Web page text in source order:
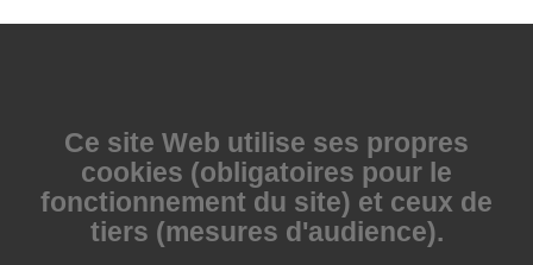
Ce site Web utilise ses propres
cookies (obligatoires pour le
fonctionnement du site) et ceux de
tiers (mesures d'audience).